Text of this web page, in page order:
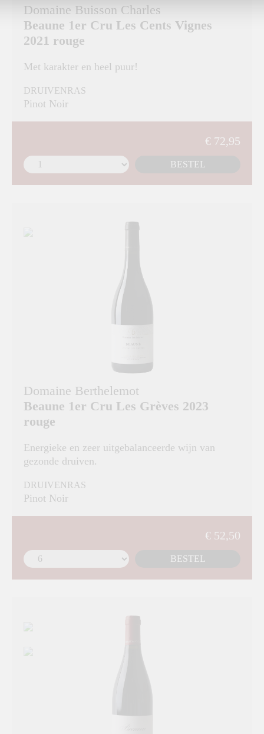
Domaine Buisson Charles
Beaune 1er Cru Les Cents Vignes
2021 rouge
Met karakter en heel puur!
DRUIVENRAS
Pinot Noir
€ 72,95
BESTEL
Domaine Berthelemot
Beaune 1er Cru Les Grèves 2023
rouge
Energieke en zeer uitgebalanceerde wijn van
gezonde druiven.
DRUIVENRAS
Pinot Noir
€ 52,50
BESTEL